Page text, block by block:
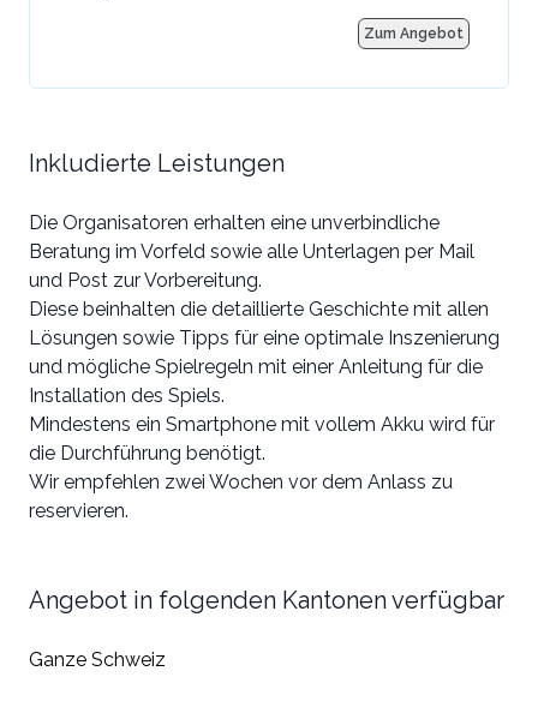
Zum Angebot
Inkludierte Leistungen
Die Organisatoren erhalten eine unverbindliche
Beratung im Vorfeld sowie alle Unterlagen per Mail
und Post zur Vorbereitung.
Diese beinhalten die detaillierte Geschichte mit allen
Lösungen sowie Tipps für eine optimale Inszenierung
und mögliche Spielregeln mit einer Anleitung für die
Installation des Spiels.
Mindestens ein Smartphone mit vollem Akku wird für
die Durchführung benötigt.
Wir empfehlen zwei Wochen vor dem Anlass zu
reservieren.
Angebot in folgenden Kantonen verfügbar
Ganze Schweiz